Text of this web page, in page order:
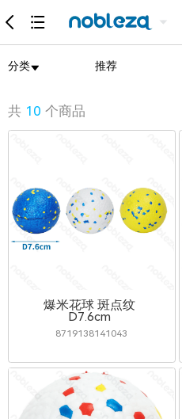
分类 推荐
共 10 个商品
爆米花球 斑点纹
D7.6cm
8719138141043